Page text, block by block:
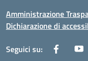
Amministrazione
Dichiarazione di
Seguici su: